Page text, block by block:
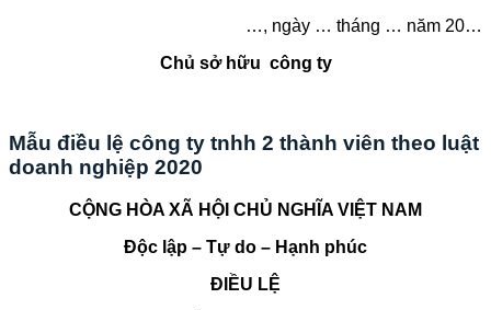
…, ngày … tháng … năm 20…
Chủ sở hữu công ty
Mẫu điều lệ công ty tnhh 2 thành viên theo luật
doanh nghiệp 2020
CỘNG HÒA XÃ HỘI CHỦ NGHĨA VIỆT NAM
Độc lập – Tự do – Hạnh phúc
ĐIỀU LỆ